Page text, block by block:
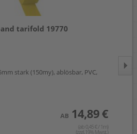
tarifold 19770
stark (150my), ablösbar, PVC,
AB 14,89 €
(ab 0,45 € / 1m)
(zzgl.19% Mwst.)